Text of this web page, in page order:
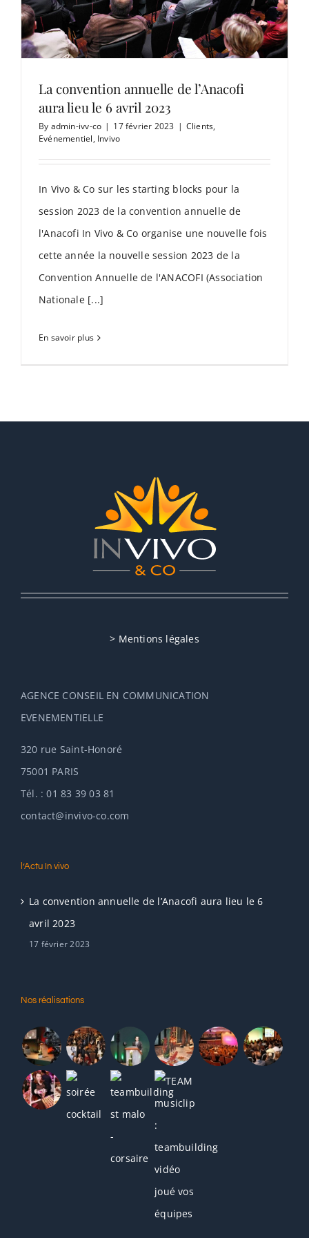
La convention annuelle de l’Anacofi
aura lieu le 6 avril 2023
By admin-ivv-co | 17 février 2023 | Clients,
Evénementiel, Invivo
In Vivo & Co sur les starting blocks pour la
session 2023 de la convention annuelle de
l'Anacofi In Vivo & Co organise une nouvelle fois
cette année la nouvelle session 2023 de la
Convention Annuelle de l'ANACOFI (Association
Nationale [...]
En savoir plus
> Mentions légales
AGENCE CONSEIL EN COMMUNICATION
EVENEMENTIELLE
320 rue Saint-Honoré
75001 PARIS
Tél. : 01 83 39 03 81
contact@invivo-co.com
l’Actu In vivo
La convention annuelle de l’Anacofi aura lieu le 6
avril 2023
17 février 2023
Nos réalisations